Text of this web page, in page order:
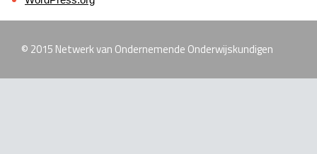
© 2015 Netwerk van Ondernemende Onderwijskundigen